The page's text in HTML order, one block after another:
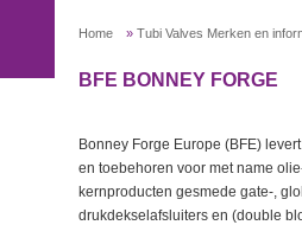
Home » Tubi Valves Merken en
BFE BONNEY FORGE
Bonney Forge Europe (BFE)
en toebehoren voor met name
kernproducten gesmede gate-,
drukdekselafsluiters en (double